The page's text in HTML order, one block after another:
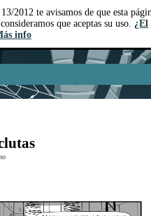
2012 te avisamos de que esta
que aceptas su uso. ¿El
info